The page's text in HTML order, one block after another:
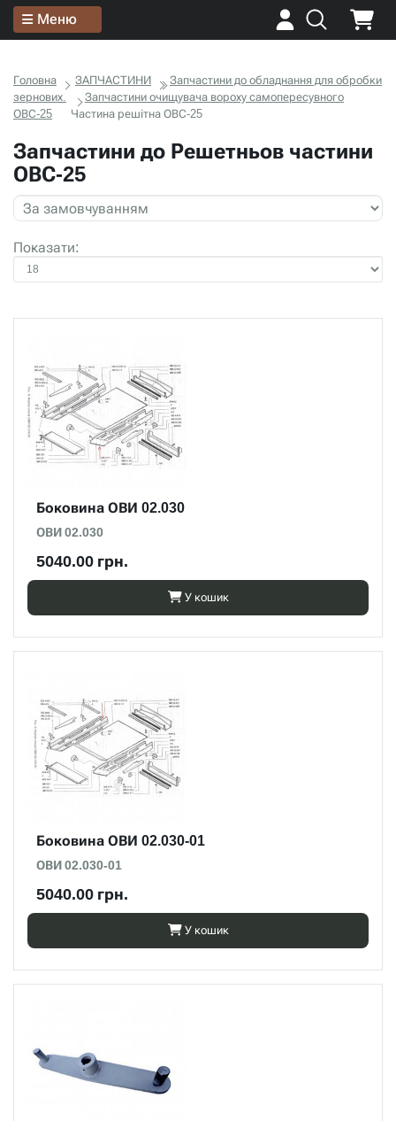
Меню
Головна ЗАПЧАСТИНИ
Запчастини до обладнання для обробки
зернових.
Запчастини очищувача вороху самопересувного
ОВС-25
Частина решітна ОВС-25
Запчастини до Решетньов частини
ОВС-25
Показати:
Боковина ОВИ 02.030
ОВИ 02.030
5040.00 грн.
У кошик
Боковина ОВИ 02.030-01
ОВИ 02.030-01
5040.00 грн.
У кошик